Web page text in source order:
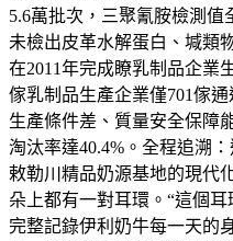
5.6萬批次，三聚氰胺檢測值
未檢出皮革水解蛋白、堿類
在2011年完成瞭乳制品企業
傢乳制品生產企業僅701傢
生產條件差、質量安全保障
淘汰率達40.4%。全程追溯
敕勒川精品奶源基地的現代
朵上都有一對耳環。“這個
完整記錄伊利奶牛每一天的